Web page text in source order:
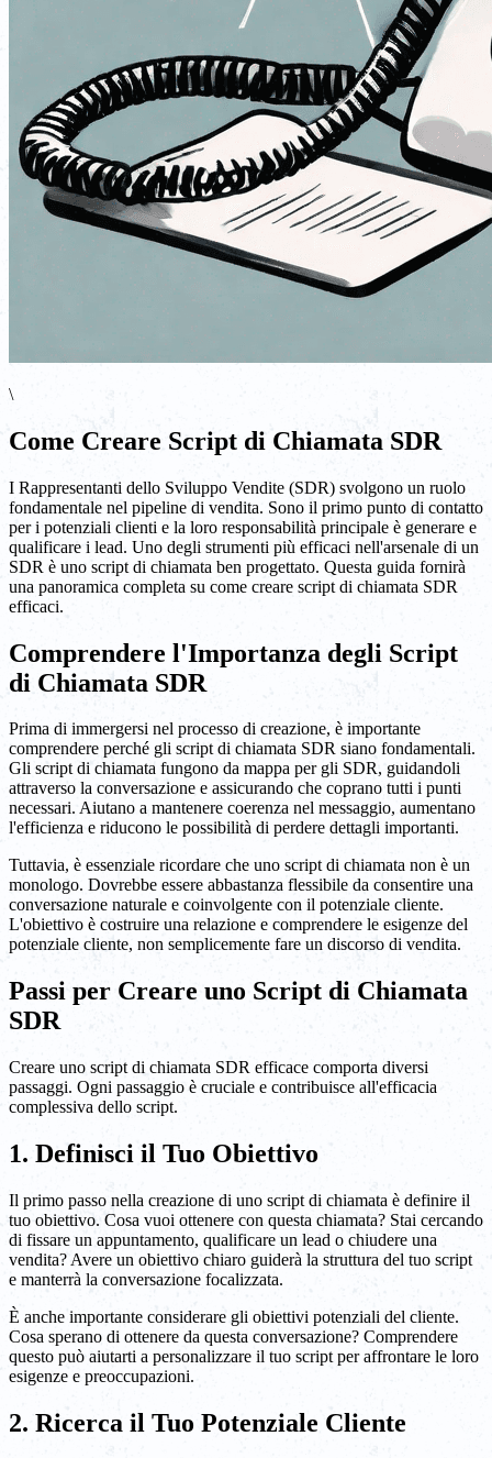
\
Come Creare Script di Chiamata SDR
I Rappresentanti dello Sviluppo Vendite (SDR) svolgono un ruolo
fondamentale nel pipeline di vendita. Sono il primo punto di contatto
per i potenziali clienti e la loro responsabilità principale è generare e
qualificare i lead. Uno degli strumenti più efficaci nell'arsenale di un
SDR è uno script di chiamata ben progettato. Questa guida fornirà
una panoramica completa su come creare script di chiamata SDR
efficaci.
Comprendere l'Importanza degli Script
di Chiamata SDR
Prima di immergersi nel processo di creazione, è importante
comprendere perché gli script di chiamata SDR siano fondamentali.
Gli script di chiamata fungono da mappa per gli SDR, guidandoli
attraverso la conversazione e assicurando che coprano tutti i punti
necessari. Aiutano a mantenere coerenza nel messaggio, aumentano
l'efficienza e riducono le possibilità di perdere dettagli importanti.
Tuttavia, è essenziale ricordare che uno script di chiamata non è un
monologo. Dovrebbe essere abbastanza flessibile da consentire una
conversazione naturale e coinvolgente con il potenziale cliente.
L'obiettivo è costruire una relazione e comprendere le esigenze del
potenziale cliente, non semplicemente fare un discorso di vendita.
Passi per Creare uno Script di Chiamata
SDR
Creare uno script di chiamata SDR efficace comporta diversi
passaggi. Ogni passaggio è cruciale e contribuisce all'efficacia
complessiva dello script.
1. Definisci il Tuo Obiettivo
Il primo passo nella creazione di uno script di chiamata è definire il
tuo obiettivo. Cosa vuoi ottenere con questa chiamata? Stai cercando
di fissare un appuntamento, qualificare un lead o chiudere una
vendita? Avere un obiettivo chiaro guiderà la struttura del tuo script
e manterrà la conversazione focalizzata.
È anche importante considerare gli obiettivi potenziali del cliente.
Cosa sperano di ottenere da questa conversazione? Comprendere
questo può aiutarti a personalizzare il tuo script per affrontare le loro
esigenze e preoccupazioni.
2. Ricerca il Tuo Potenziale Cliente